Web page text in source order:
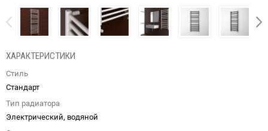
ХАРАКТЕРИСТИКИ
Стиль
Стандарт
Тип радиатора
Электрический, водяной